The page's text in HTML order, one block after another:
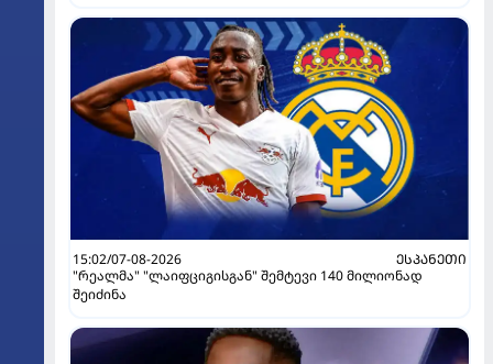
15:02/07-08-2026
ᲔᲡᲞᲐᲜᲔᲗᲘ
"რეალმა" "ლაიფციგისგან" შემტევი 140 მილიონად
შეიძინა